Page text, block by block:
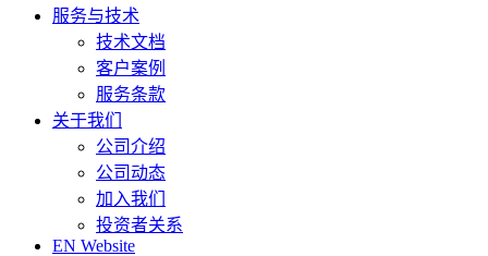
服务与技术
技术文档
客户案例
服务条款
关于我们
公司介绍
公司动态
加入我们
投资者关系
EN Website